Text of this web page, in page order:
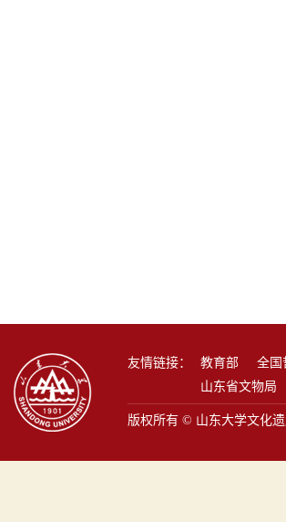
友情链接： 教育部
全国
山东省文物局
版权所有 © 山东大学文化